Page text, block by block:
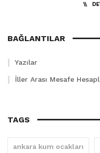
BAĞLANTILAR
Yazılar
İller Arası Mesafe
TAGS
ankara kum ocakları